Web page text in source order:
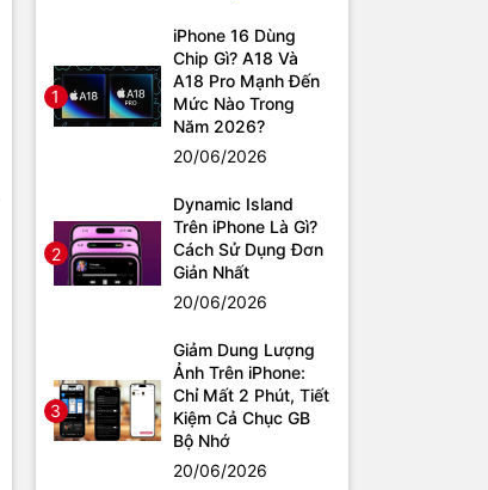
1
iPhone 16 Dùng
Chip Gì? A18 Và
A18 Pro Mạnh Đến
Mức Nào Trong
Năm 2026?
20/06/2026
2
Dynamic Island
Trên iPhone Là Gì?
Cách Sử Dụng Đơn
Giản Nhất
20/06/2026
3
Giảm Dung Lượng
Ảnh Trên iPhone:
Chỉ Mất 2 Phút, Tiết
Kiệm Cả Chục GB
Bộ Nhớ
20/06/2026